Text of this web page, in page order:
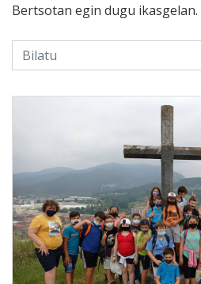
Bertsotan egin dugu ikasgelan.